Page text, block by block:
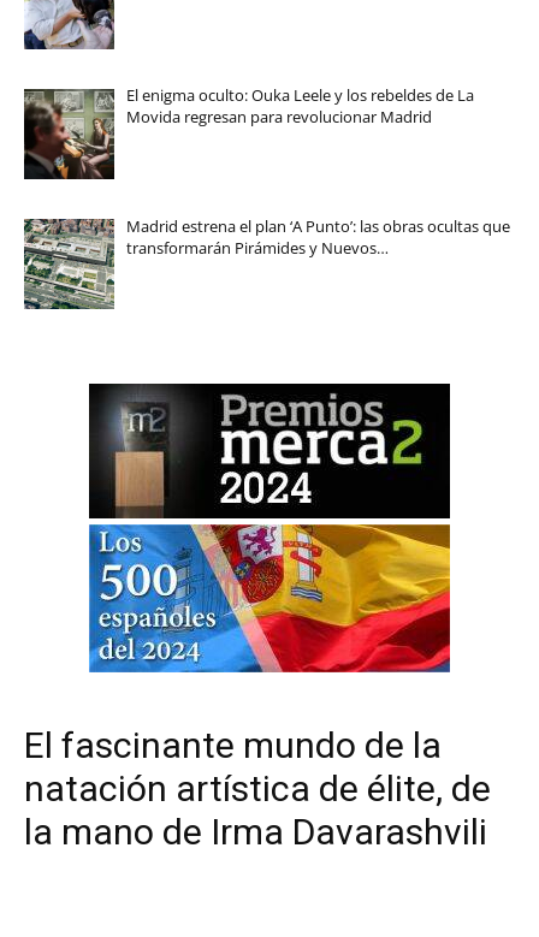
El enigma oculto: Ouka Leele y los rebeldes de La
Movida regresan para revolucionar Madrid
Madrid estrena el plan ‘A Punto’: las obras ocultas que
transformarán Pirámides y Nuevos…
El fascinante mundo de la
natación artística de élite, de
la mano de Irma Davarashvili